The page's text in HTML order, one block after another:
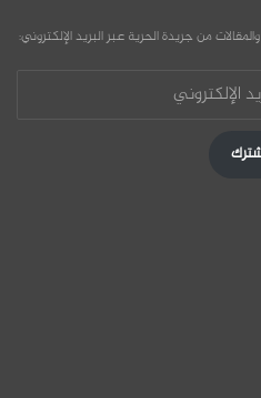
من جريدة الحرية عبر البريد الإلكتروني: